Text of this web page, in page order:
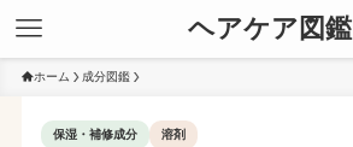
ヘアケア図鑑
ホーム 成分図鑑
保湿・補修成分 溶剤